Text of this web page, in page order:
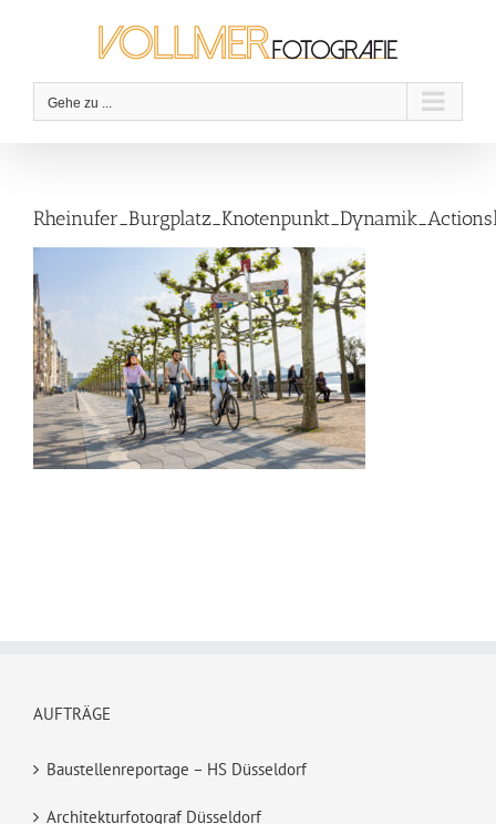
Gehe zu ...
AUFTRÄGE
Baustellenreportage – HS Düsseldorf
Architekturfotograf Düsseldorf